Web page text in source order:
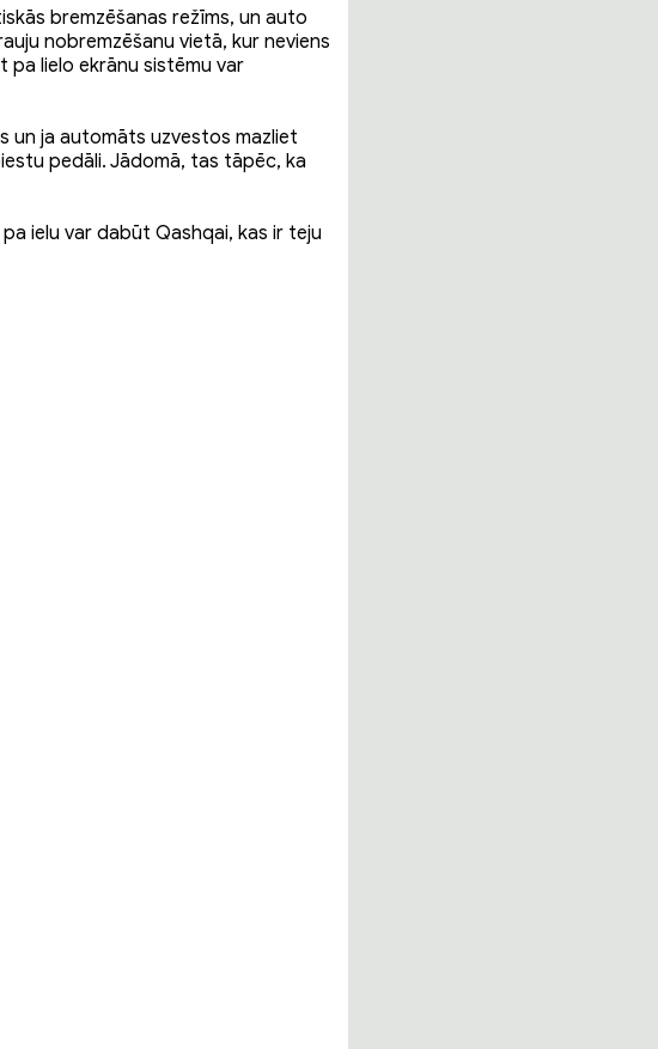
bremzēšanas režīms, un auto
nobremzēšanu vietā, kur neviens
lielo ekrānu sistēmu var
un ja automāts uzvestos mazliet
pedāli. Jādomā, tas tāpēc, ka
ielu var dabūt Qashqai, kas ir teju